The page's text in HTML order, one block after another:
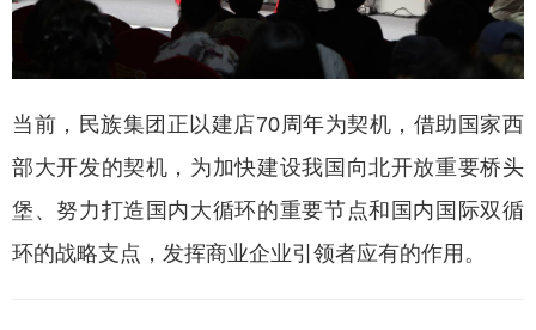
当前，民族集团正以建店70周年为契机，借助国家西
部大开发的契机，为加快建设我国向北开放重要桥头
堡、努力打造国内大循环的重要节点和国内国际双循
环的战略支点，发挥商业企业引领者应有的作用。